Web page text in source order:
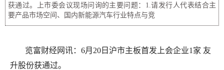
获通过。上市委会议现场问询的主要问题：1.请发行人代表结合主
要产品市场空间、国内新能源汽车行业特点与竞
览富财经网讯：6月20日沪市主板首发上会企业1家 友
升股份获通过。